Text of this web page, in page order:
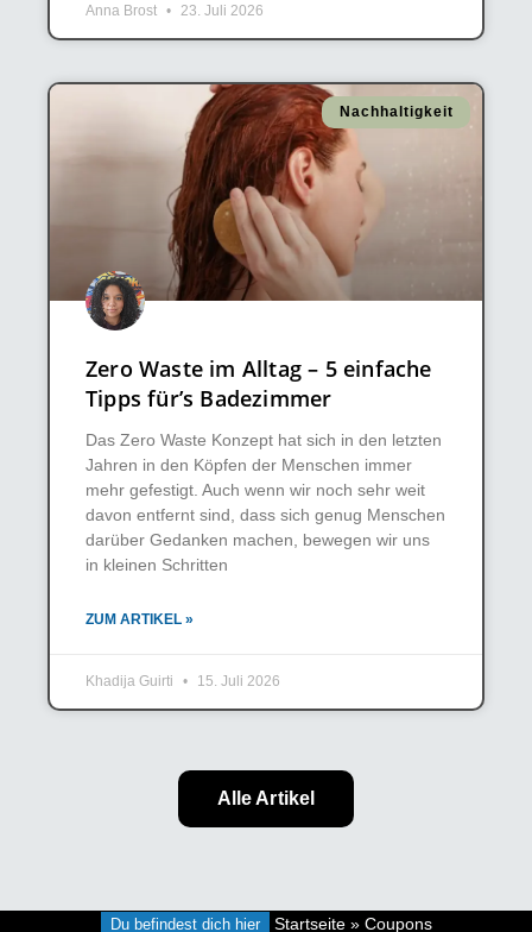
Anna Brost 23. Juli 2026
Nachhaltigkeit
Zero Waste im Alltag – 5 einfache
Tipps für’s Badezimmer
Das Zero Waste Konzept hat sich in den letzten
Jahren in den Köpfen der Menschen immer
mehr gefestigt. Auch wenn wir noch sehr weit
davon entfernt sind, dass sich genug Menschen
darüber Gedanken machen, bewegen wir uns
in kleinen Schritten
ZUM ARTIKEL »
Khadija Guirti 15. Juli 2026
Alle Artikel
Du befindest dich hier Startseite» Coupons